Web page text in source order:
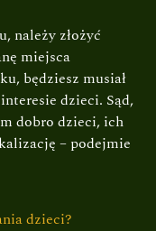
należy złożyć
miejsca
będziesz musiał
dzieci. Sąd,
dobro dzieci, ich
– podejmie
dzieci?